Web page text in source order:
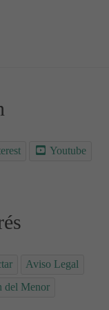
3 al 6
Youtube
Aviso Legal
del Menor